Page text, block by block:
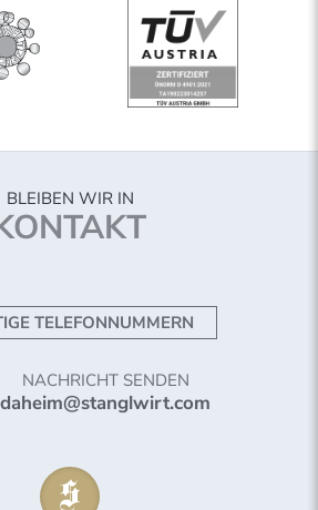
BLEIBEN WIR IN
TELEFONNUMMERN
NACHRICHT SENDEN
daheim@stanglwirt.com